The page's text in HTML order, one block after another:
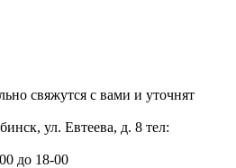
свяжутся с вами и уточнят
ул. Евтеева, д. 8 тел:
до 18-00